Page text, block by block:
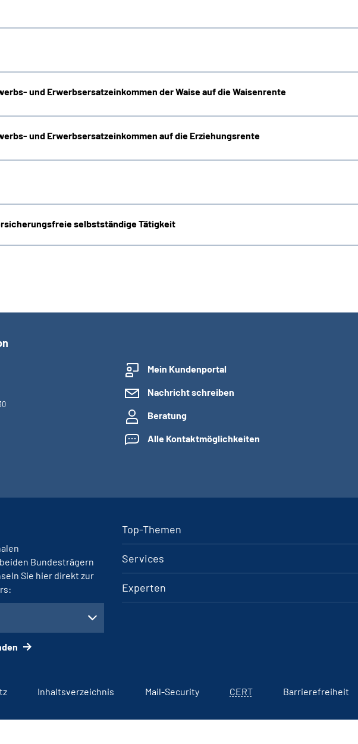
und Erwerbsersatzeinkommen der Waise auf die Waisenrente
und Erwerbsersatzeinkommen auf die Erziehungsrente
selbstständige Tätigkeit
Mein Kundenportal
Nachricht schreiben
Beratung
Alle Kontaktmöglichkeiten
Top-Themen
Services
Experten
Bundesträgern
Sie hier direkt zur
Inhaltsverzeichnis Mail-Security CERT Barrierefreiheit